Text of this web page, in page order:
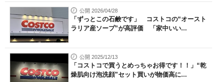
公開 2026/04/28
「ずっとこの石鹸です」 コストコの“オースト
ラリア産ソープ”が高評価 「家中いい...
公開 2025/12/13
「コストコで買うとめっちゃお得です！！」“乾
燥肌向け泡洗顔”セット買いが物価高に...